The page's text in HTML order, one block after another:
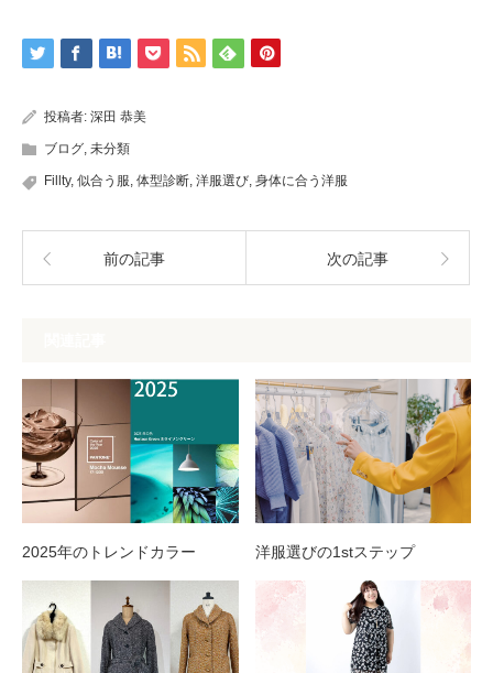
投稿者: 深田 恭美
ブログ, 未分類
Fillty, 似合う服, 体型診断, 洋服選び, 身体に合う洋服
前の記事 次の記事
2025年のトレンドカラー 洋服選びの1stステップ